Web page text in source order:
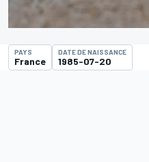
PAYS
France
DATE DE NAISSANCE
1985-07-20